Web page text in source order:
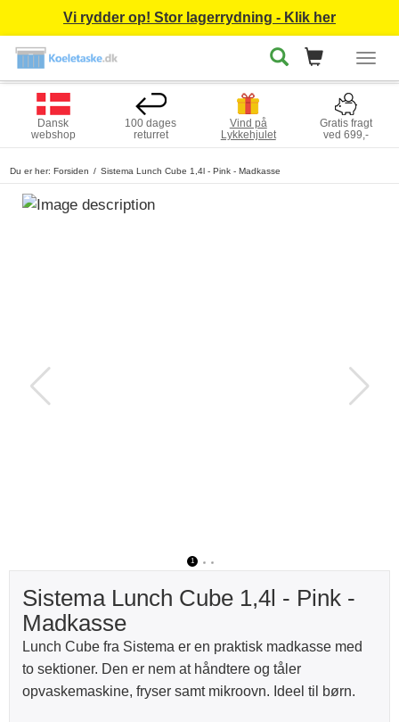
Vi rydder op! Stor lagerrydning - Klik her
Dansk
webshop
100 dages
returret
Vind på
Lykkehjulet
Gratis fragt
ved 699,-
Du er her: Forsiden Sistema Lunch Cube 1,4l - Pink - Madkasse
1
Sistema Lunch Cube 1,4l - Pink -
Madkasse
Lunch Cube fra Sistema er en praktisk madkasse med
to sektioner. Den er nem at håndtere og tåler
opvaskemaskine, fryser samt mikroovn. Ideel til børn.